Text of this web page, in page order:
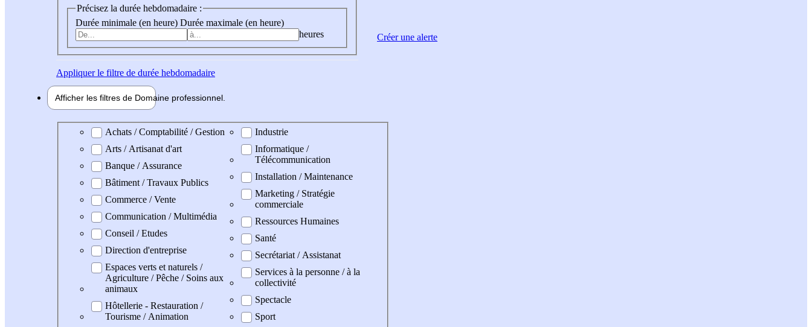
Précisez la durée hebdomadaire :
Durée minimale (en heure) Durée maximale (en heure)
heures
Appliquerle filtre de durée hebdomadaire
Afficher les filtres de Domaine professionnel
Domaine professionel
Achats / Comptabilité / Gestion
Arts / Artisanat d'art
Banque / Assurance
Bâtiment / Travaux Publics
Commerce / Vente
Communication / Multimédia
Conseil / Etudes
Direction d'entreprise
Espaces verts et naturels /
Agriculture / Pêche / Soins aux
animaux
Hôtellerie - Restauration /
Tourisme / Animation
Industrie
Informatique /
Télécommunication
Installation / Maintenance
Marketing / Stratégie
commerciale
Ressources Humaines
Santé
Secrétariat / Assistanat
Services à la personne / à la
collectivité
Spectacle
Sport
Créer une alerte